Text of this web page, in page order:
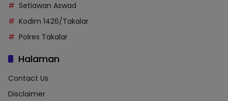
Setiawan Aswad
Kodim 1426/Takalar
Polres Takalar
Halaman
Contact Us
Disclaimer